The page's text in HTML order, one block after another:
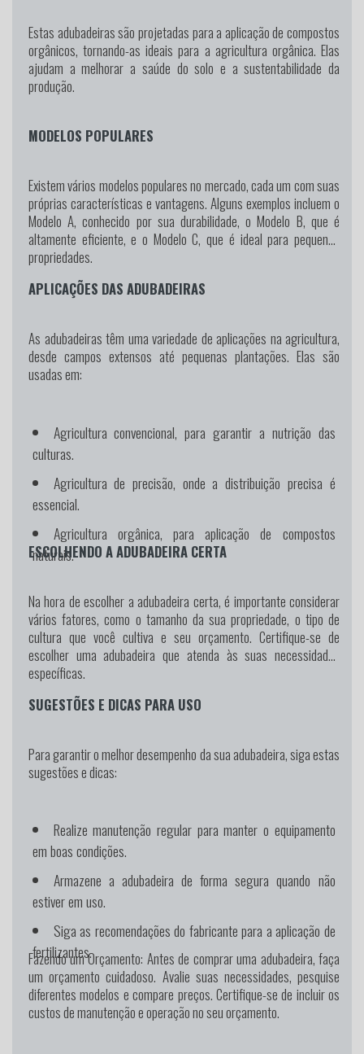
Estas adubadeiras são projetadas para a aplicação de compostos
orgânicos, tornando-as ideais para a agricultura orgânica. Elas
ajudam a melhorar a saúde do solo e a sustentabilidade da
produção.
MODELOS POPULARES
Existem vários modelos populares no mercado, cada um com suas
próprias características e vantagens. Alguns exemplos incluem o
Modelo A, conhecido por sua durabilidade, o Modelo B, que é
altamente eficiente, e o Modelo C, que é ideal para pequenas
propriedades.
APLICAÇÕES DAS ADUBADEIRAS
As adubadeiras têm uma variedade de aplicações na agricultura,
desde campos extensos até pequenas plantações. Elas são
usadas em:
Agricultura convencional, para garantir a nutrição das
culturas.
Agricultura de precisão, onde a distribuição precisa é
essencial.
Agricultura orgânica, para aplicação de compostos
naturais.
ESCOLHENDO A ADUBADEIRA CERTA
Na hora de escolher a adubadeira certa, é importante considerar
vários fatores, como o tamanho da sua propriedade, o tipo de
cultura que você cultiva e seu orçamento. Certifique-se de
escolher uma adubadeira que atenda às suas necessidades
específicas.
SUGESTÕES E DICAS PARA USO
Para garantir o melhor desempenho da sua adubadeira, siga estas
sugestões e dicas:
Realize manutenção regular para manter o equipamento
em boas condições.
Armazene a adubadeira de forma segura quando não
estiver em uso.
Siga as recomendações do fabricante para a aplicação de
fertilizantes.
Fazendo um Orçamento: Antes de comprar uma adubadeira, faça
um orçamento cuidadoso. Avalie suas necessidades, pesquise
diferentes modelos e compare preços. Certifique-se de incluir os
custos de manutenção e operação no seu orçamento.